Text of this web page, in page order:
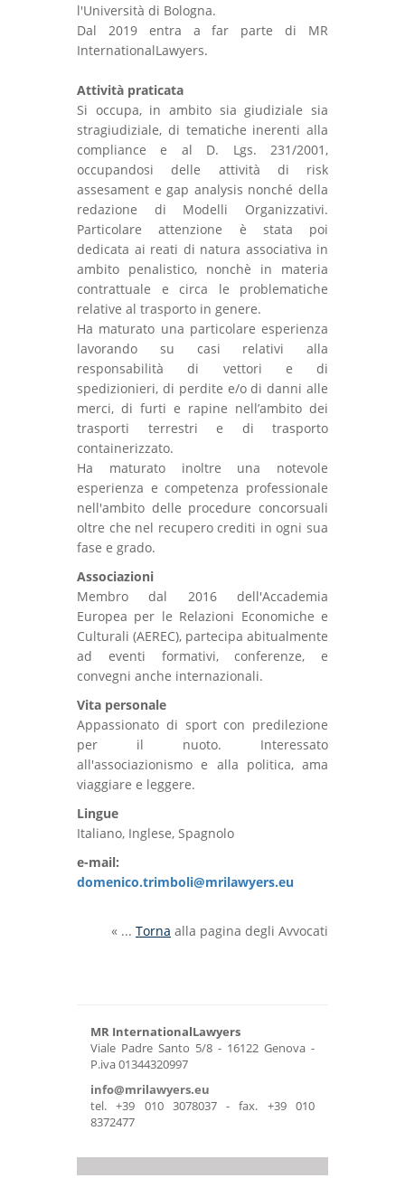
l'Università di Bologna.
Dal 2019 entra a far parte di MR
InternationalLawyers.
Attività praticata
Si occupa, in ambito sia giudiziale sia
stragiudiziale, di tematiche inerenti alla
compliance e al D. Lgs. 231/2001,
occupandosi delle attività di risk
assesament e gap analysis nonché della
redazione di Modelli Organizzativi.
Particolare attenzione è stata poi
dedicata ai reati di natura associativa in
ambito penalistico, nonchè in materia
contrattuale e circa le problematiche
relative al trasporto in genere.
Ha maturato una particolare esperienza
lavorando su casi relativi alla
responsabilità di vettori e di
spedizionieri, di perdite e/o di danni alle
merci, di furti e rapine nell’ambito dei
trasporti terrestri e di trasporto
containerizzato.
Ha maturato inoltre una notevole
esperienza e competenza professionale
nell'ambito delle procedure concorsuali
oltre che nel recupero crediti in ogni sua
fase e grado.
Associazioni
Membro dal 2016 dell'Accademia
Europea per le Relazioni Economiche e
Culturali (AEREC), partecipa abitualmente
ad eventi formativi, conferenze, e
convegni anche internazionali.
Vita personale
Appassionato di sport con predilezione
per il nuoto. Interessato
all'associazionismo e alla politica, ama
viaggiare e leggere.
Lingue
Italiano, Inglese, Spagnolo
e-mail:
domenico.trimboli@mrilawyers.eu
« ... Torna alla pagina degli Avvocati
MR InternationalLawyers
Viale Padre Santo 5/8 - 16122 Genova -
P.iva 01344320997
info@mrilawyers.eu
tel. +39 010 3078037 - fax. +39 010
8372477